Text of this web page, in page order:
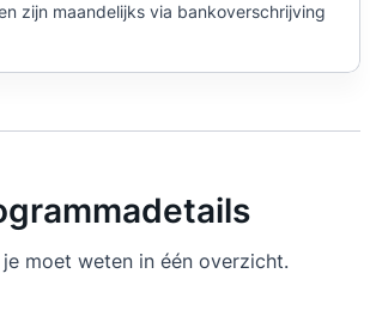
zijn maandelijks via bankoverschrijving
moet weten in één overzicht.